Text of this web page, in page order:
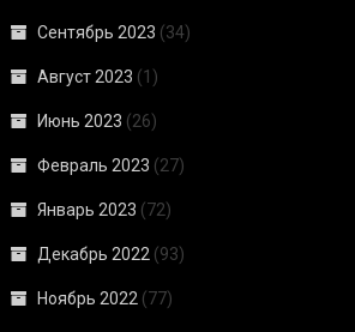
Сентябрь 2023 (34)
Август 2023 (1)
Июнь 2023 (26)
Февраль 2023 (27)
Январь 2023 (72)
Декабрь 2022 (93)
Ноябрь 2022 (77)